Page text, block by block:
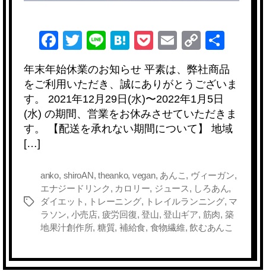
F
a
c
e
b
o
k
T
wi
tt
er
Li
n
e
H
at
e
n
a
P
o
ck
et
E
m
ail
C
o
p
y
Li
n
共
有
年末年始休業のお知らせ 平素は、弊社商品
をご利用いただき、誠にありがとうございま
す。 2021年12月29日(水)〜2022年1月5日
(水) の期間、営業をお休みさせていただきま
す。 【配送を承れない期間について】 地域
[…]
タ
anko, shiroAN,theanko, vegan, あんこ , ヴィーガン,
エナジードリンク , カロリー, ジュース, しろあん,
ダイエット , トレーニング, トレイルランニング, マ
ラソン, 小売店, 疲労回復, 登山, 登山ギア, 筋肉, 築
地果汁創作所, 糖質, 補給食, 食物繊維,飲むあんこ